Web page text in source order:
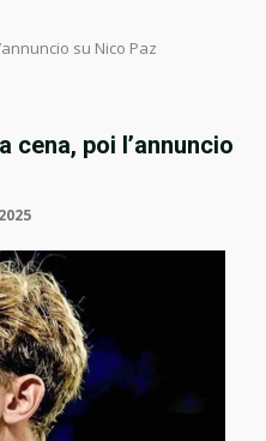
su Nico Paz
cena, poi l’annuncio